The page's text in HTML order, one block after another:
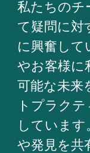
私たちのチ
て疑問に対
に興奮して
やお客様に
可能な未来
トプラク
しています
や発見を共